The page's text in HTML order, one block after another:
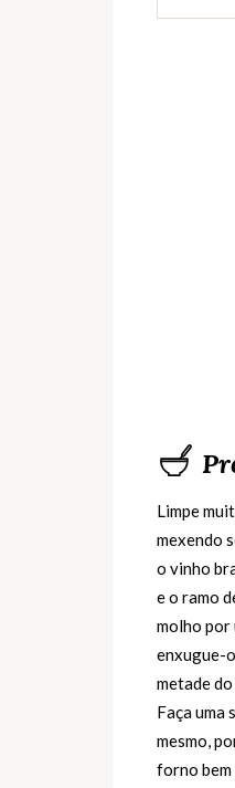
Limpe
mexendo
o vinho
e o ramo
molho por
enxugue-
metade
Faça uma
mesmo,
forno bem